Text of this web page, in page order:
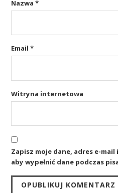
Nazwa*
Email*
Witryna internetowa
Zapisz moje dane, adres e-
aby wypełnić dane podczas